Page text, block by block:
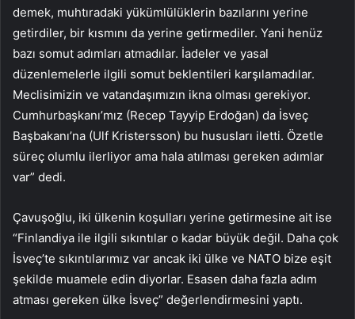
demek, muhtıradaki yükümlülüklerin bazılarını yerine
getirdiler, bir kısmını da yerine getirmediler. Yani henüz
bazı somut adımları atmadılar. İadeler ve yasal
düzenlemelerle ilgili somut beklentileri karşılamadılar.
Meclisimizin ve vatandaşımızın ikna olması gerekiyor.
Cumhurbaşkanı’mız (Recep Tayyip Erdoğan) da İsveç
Başbakanı’na (Ulf Kristersson) bu hususları iletti. Özetle
süreç olumlu ilerliyor ama hala atılması gereken adımlar
var” dedi.
Çavuşoğlu, iki ülkenin koşulları yerine getirmesine ait ise
“Finlandiya ile ilgili sıkıntılar o kadar büyük değil. Daha çok
İsveç’te sıkıntılarımız var ancak iki ülke ve NATO bize eşit
şekilde muamele edin diyorlar. Esasen daha fazla adım
atması gereken ülke İsveç” değerlendirmesini yaptı.